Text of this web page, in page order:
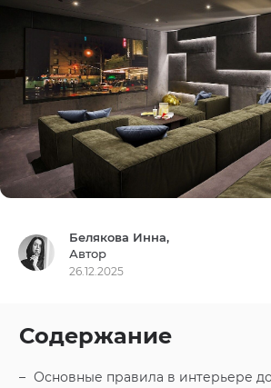
Белякова Инна,
Автор
26.12.2025
Содержание
Основные правила в интерьере